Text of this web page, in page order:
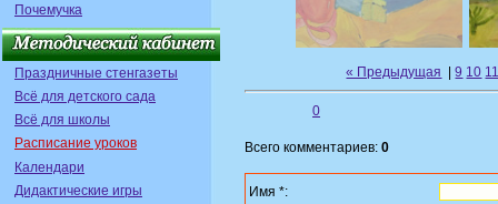
Почемучка
Праздничные стенгазеты
Всё для детского сада
Всё для школы
Расписание уроков
Календари
Дидактические игры
« Предыдущая |9 10
0
Всего комментариев: 0
Имя *: